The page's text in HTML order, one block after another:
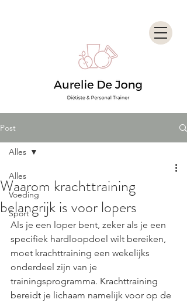
Post
Alles
Voeding
Sport
Alles
Waarom krachttraining
belangrijk is voor lopers
Als je een loper bent, zeker als je een
specifiek hardloopdoel wilt bereiken,
moet krachttraining een wekelijks
onderdeel zijn van je
trainingsprogramma. Krachttraining
bereidt je lichaam namelijk voor op de